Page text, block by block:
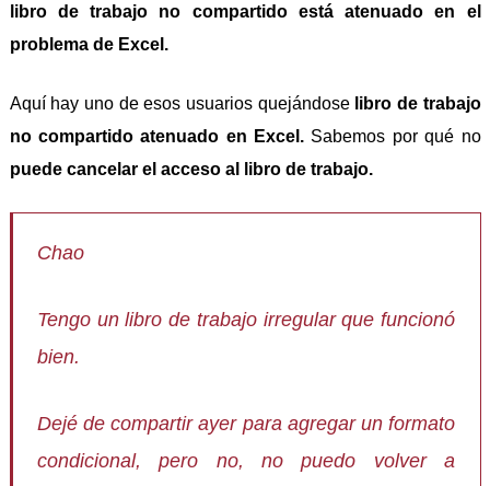
libro de trabajo no compartido está atenuado en el
problema de Excel.
Aquí hay uno de esos usuarios quejándose libro de trabajo
no compartido atenuado en Excel. Sabemos por qué no
puede cancelar el acceso al libro de trabajo.
Chao
Tengo un libro de trabajo irregular que funcionó
bien.
Dejé de compartir ayer para agregar un formato
condicional, pero no, no puedo volver a